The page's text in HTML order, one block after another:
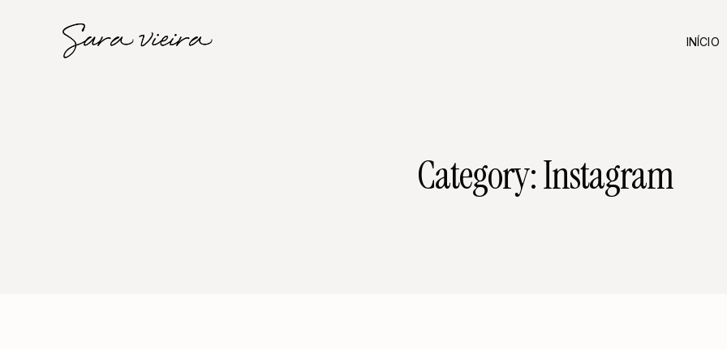
INÍCIO
Category: Instagram